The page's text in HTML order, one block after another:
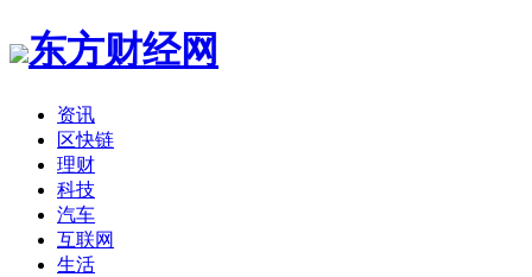
东方财经网
资讯
区快链
理财
科技
汽车
互联网
生活